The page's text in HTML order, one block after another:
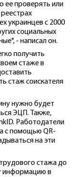
ее проверять или
украинцев с 2000
социальных
- написал он.
получить
стаже в
стаж соискателя
нужно будет
ЭЦП. Также,
Работодатели
с помощью QR-
на эти
стажа до
информацию в